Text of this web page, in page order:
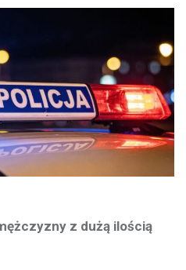
z dużą ilością